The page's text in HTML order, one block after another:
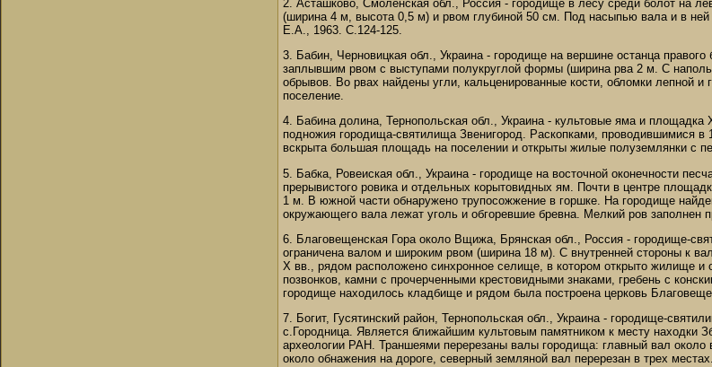
2. Асташково, Смоленская обл., Россия - городище в лесу среди болот на
(ширина 4 м, высота 0,5 м) и рвом глубиной 50 см. Под насыпью вала и в
Е.А., 1963. С.124-125.
3. Бабин, Черновицкая обл., Украина - городище на вершине останца
заплывшим рвом с выступами полукруглой формы (ширина рва 2 м. С
обрывов. Во рвах найдены угли, кальценированные кости, обломки лепной
поселение.
4. Бабина долина, Тернопольская обл., Украина - культовые яма и
подножия городища-святилища Звенигород. Раскопками, проводившимися
вскрыта большая площадь на поселении и открыты жилые полуземлянки с
5. Бабка, Ровеиская обл., Украина - городище на восточной оконечности
прерывистого ровика и отдельных корытовидных ям. Почти в центре
1 м. В южной части обнаружено трупосожжение в горшке. На городище
окружающего вала лежат уголь и обгоревшие бревна. Мелкий ров заполнен
6. Благовещенская Гора около Вщижа, Брянская обл., Россия - городище-
ограничена валом и широким рвом (ширина 18 м). С внутренней стороны к
X вв., рядом расположено синхронное селище, в котором открыто жилище
позвонков, камни с прочерченными крестовидными знаками, гребень с
городище находилось кладбище и рядом была построена церковь
7. Богит, Гусятинский район, Тернопольская обл., Украина - городище-
с.Городница. Является ближайшим культовым памятником к месту находки
археологии РАН. Траншеями перерезаны валы городища: главный вал
около обнажения на дороге, северный земляной вал перерезан в трех